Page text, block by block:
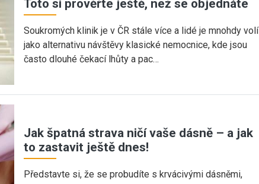
Toto si prověřte ještě, než se objednáte
Soukromých klinik je v ČR stále více a lidé je mnohdy volí
jako alternativu návštěvy klasické nemocnice, kde jsou
často dlouhé čekací lhůty a pac…
Jak špatná strava ničí vaše dásně – a jak
to zastavit ještě dnes!
Představte si, že se probudíte s krvácivými dásněmi,